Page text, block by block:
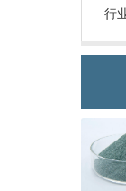
行